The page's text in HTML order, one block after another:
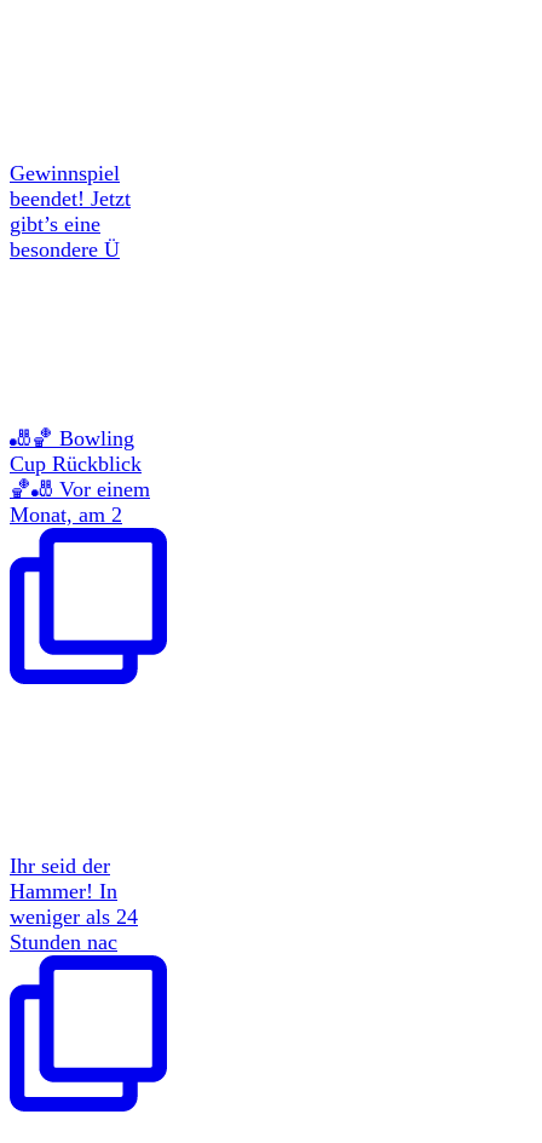
Gewinnspiel
beendet! Jetzt
gibt’s eine
besondere Ü
🎳🏀 Bowling
Cup Rückblick
🏀🎳 Vor einem
Monat, am 2
Ihr seid der
Hammer! In
weniger als 24
Stunden nac